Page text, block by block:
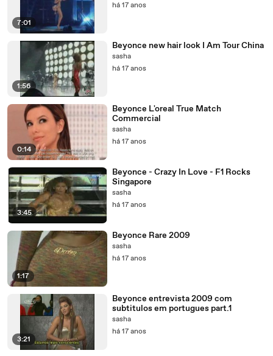
7:01
há 17 anos
1:56
Beyonce new hair look I Am Tour China
sasha
há 17 anos
0:14
Beyonce L'oreal True Match
Commercial
sasha
há 17 anos
3:45
Beyonce - Crazy In Love - F1 Rocks
Singapore
sasha
há 17 anos
1:17
Beyonce Rare 2009
sasha
há 17 anos
3:21
Beyonce entrevista 2009 com
subtitulos em portugues part.1
sasha
há 17 anos